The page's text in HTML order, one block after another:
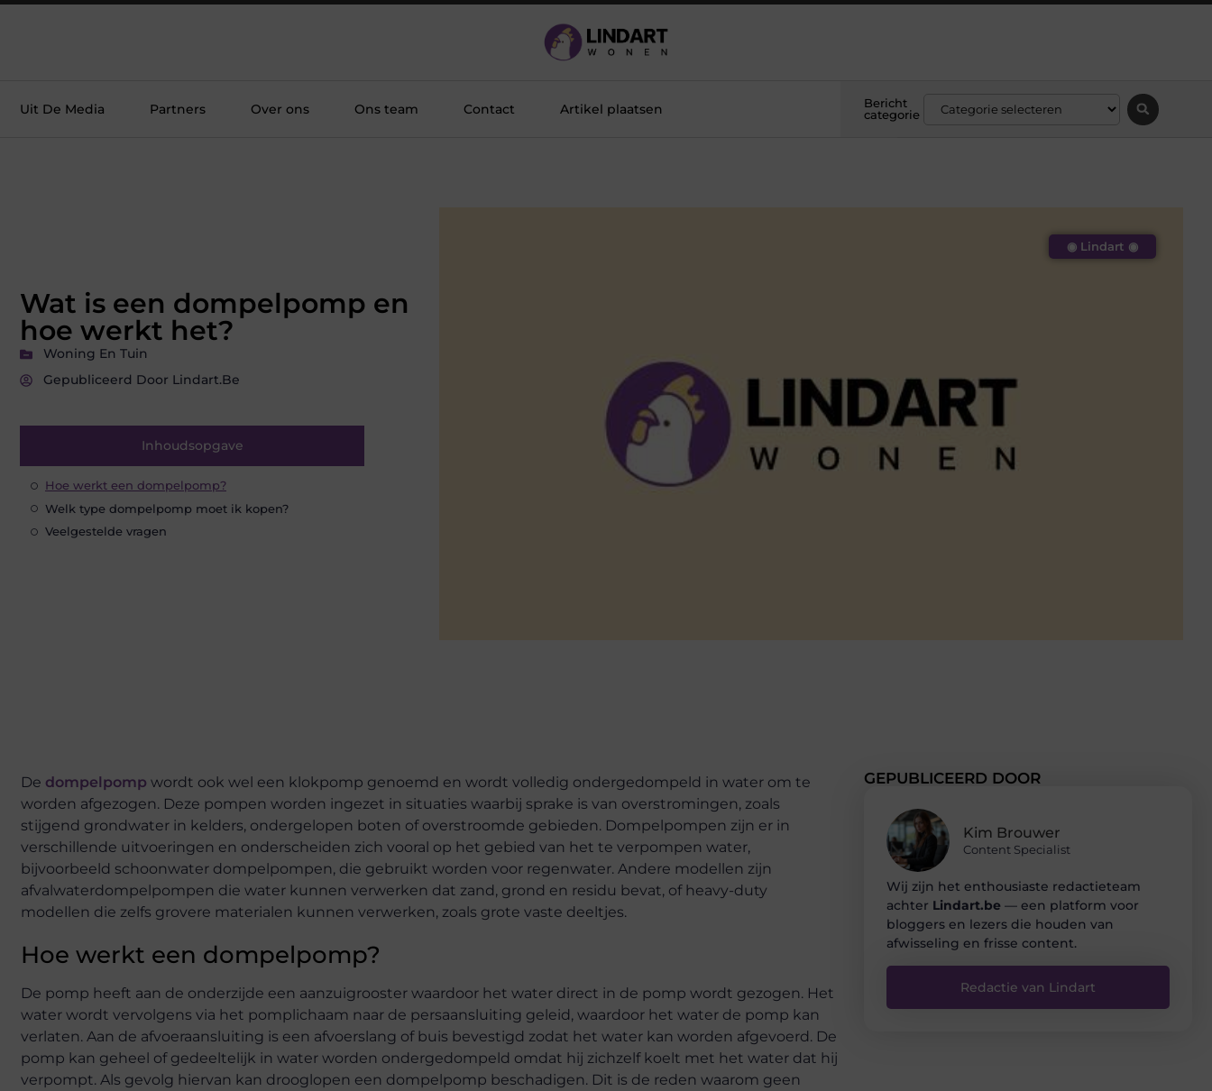
Uit De Media Partners Over ons Ons team Contact Artikel plaatsen
Bericht
categorie
Wat is een dompelpomp en
hoe werkt het?
Woning En Tuin
Gepubliceerd Door Lindart.be
Inhoudsopgave
Hoe werkt een dompelpomp?
Welk type dompelpomp moet ik kopen?
Veelgestelde vragen
◉ Lindart ◉
De dompelpomp wordt ook wel een klokpomp genoemd en wordt volledig ondergedompeld in water om te
worden afgezogen. Deze pompen worden ingezet in situaties waarbij sprake is van overstromingen, zoals
stijgend grondwater in kelders, ondergelopen boten of overstroomde gebieden. Dompelpompen zijn er in
verschillende uitvoeringen en onderscheiden zich vooral op het gebied van het te verpompen water,
bijvoorbeeld schoonwater dompelpompen, die gebruikt worden voor regenwater. Andere modellen zijn
afvalwaterdompelpompen die water kunnen verwerken dat zand, grond en residu bevat, of heavy-duty
modellen die zelfs grovere materialen kunnen verwerken, zoals grote vaste deeltjes.
Hoe werkt een dompelpomp?
De pomp heeft aan de onderzijde een aanzuigrooster waardoor het water direct in de pomp wordt gezogen. Het
water wordt vervolgens via het pomplichaam naar de persaansluiting geleid, waardoor het water de pomp kan
verlaten. Aan de afvoeraansluiting is een afvoerslang of buis bevestigd zodat het water kan worden afgevoerd. De
pomp kan geheel of gedeeltelijk in water worden ondergedompeld omdat hij zichzelf koelt met het water dat hij
verpompt. Als gevolg hiervan kan drooglopen een dompelpomp beschadigen. Dit is de reden waarom geen
GEPUBLICEERD DOOR
Kim Brouwer
Content Specialist
Wij zijn het enthousiaste redactieteam
achter Lindart.be — een platform voor
bloggers en lezers die houden van
afwisseling en frisse content.
Redactie van Lindart